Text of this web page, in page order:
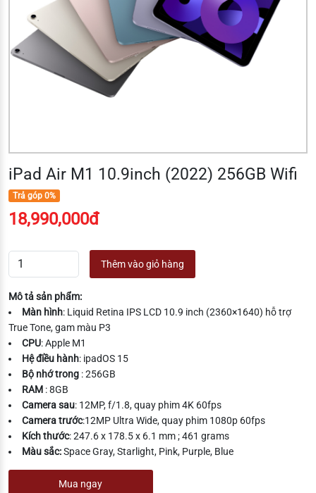
iPad Air M1 10.9inch (2022) 256GB Wifi
Trả góp 0%
18,990,000đ
Thêm vào giỏ hàng
Mô tả sản phẩm:
Màn hình: Liquid Retina IPS LCD 10.9 inch (2360×1640) hỗ trợ
True Tone, gam màu P3
CPU: Apple M1
Hệ điều hành: ipadOS 15
Bộ nhớ trong : 256GB
RAM : 8GB
Camera sau: 12MP, f/1.8, quay phim 4K 60fps
Camera trước:12MP Ultra Wide, quay phim 1080p 60fps
Kích thước: 247.6 x 178.5 x 6.1 mm ; 461 grams
Màu sắc:Space Gray, Starlight, Pink, Purple, Blue
Mua ngay